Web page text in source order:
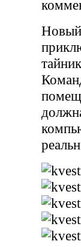
Новый